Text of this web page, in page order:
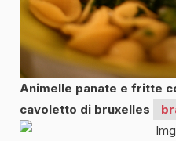
Animelle panate e fritte
cavoletto di bruxelles